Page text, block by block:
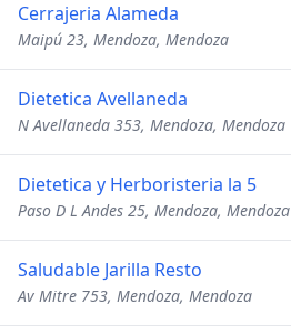
Cerrajeria Alameda
Maipú 23, Mendoza, Mendoza
Dietetica Avellaneda
N Avellaneda 353, Mendoza, Mendoza
Dietetica y Herboristeria la 5
Paso D L Andes 25, Mendoza, Mendoza
Saludable Jarilla Resto
Av Mitre 753, Mendoza, Mendoza